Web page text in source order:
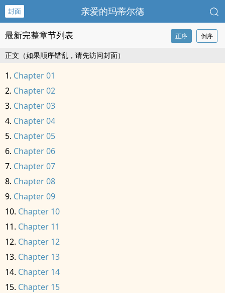
封面 亲爱的玛蒂尔德
最新完整章节列表 正序 倒序
正文（如果顺序错乱，请先访问封面）
Chapter 01
Chapter 02
Chapter 03
Chapter 04
Chapter 05
Chapter 06
Chapter 07
Chapter 08
Chapter 09
Chapter 10
Chapter 11
Chapter 12
Chapter 13
Chapter 14
Chapter 15